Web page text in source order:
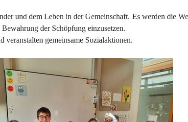
und dem Leben in der Gemeinschaft. Es werden die
der Schöpfung einzusetzen.
veranstalten gemeinsame Sozialaktionen.